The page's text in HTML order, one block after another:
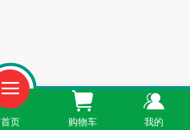
首页 购物车 我的